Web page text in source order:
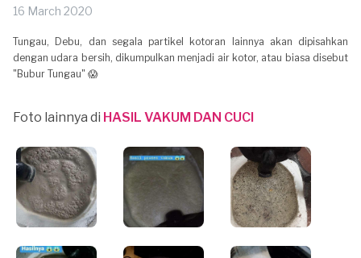
16 March 2020
Tungau, Debu, dan segala partikel kotoran lainnya akan dipisahkan
dengan udara bersih, dikumpulkan menjadi air kotor, atau biasa disebut
"Bubur Tungau" 😱
Foto lainnya di HASIL VAKUM DAN CUCI